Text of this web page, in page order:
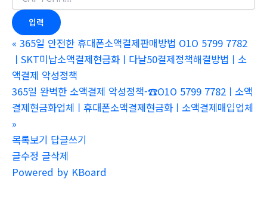
« 365일 안전한 휴대폰소액결제판매방법 O1O 5799 7782
ㅣSKT미납소액결제현금화ㅣ다날50결제정책해결방법ㅣ소
액결제 악성정책
365일 완벽한 소액결제 악성정책-☎O1O 5799 7782ㅣ소액
결제현금화업체ㅣ휴대폰소액결제현금화ㅣ소액결제매입업체
»
목록보기 답글쓰기
글수정 글삭제
Powered by KBoard